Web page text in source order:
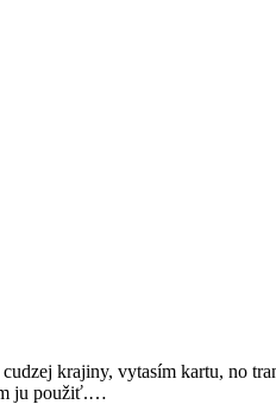
krajiny, vytasím kartu, no
ju použiť.…